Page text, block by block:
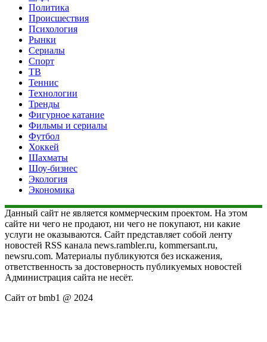
Политика
Происшествия
Психология
Рынки
Сериалы
Спорт
ТВ
Теннис
Технологии
Тренды
Фигурное катание
Фильмы и сериалы
Футбол
Хоккей
Шахматы
Шоу-бизнес
Экология
Экономика
Данный сайт не является коммерческим проектом. На этом
сайте ни чего не продают, ни чего не покупают, ни какие
услуги не оказываются. Сайт представляет собой ленту
новостей RSS канала news.rambler.ru, kommersant.ru,
newsru.com. Материалы публикуются без искажения,
ответственность за достоверность публикуемых новостей
Администрация сайта не несёт.
Сайт от bmb1 @ 2024